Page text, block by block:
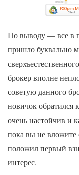
По выводу — все в
пришло буквально
брокер вполне
советую данного
новичок обратился
очень настойчив и
пока вы не вложите
положил первый
интерес.